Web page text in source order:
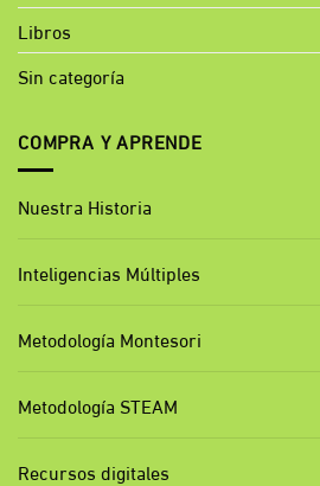
Libros
Sin categoría
COMPRA Y APRENDE
Nuestra Historia
Inteligencias Múltiples
Metodología Montesori
Metodología STEAM
Recursos digitales